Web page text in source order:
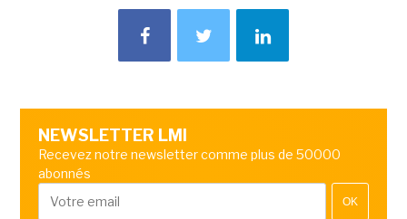
NEWSLETTER LMI
Recevez notre newsletter comme plus de 50000
abonnés
OK